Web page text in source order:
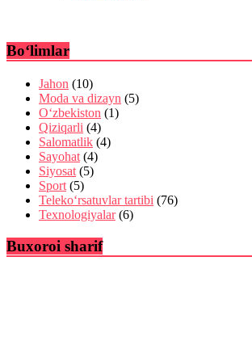
Bo‘limlar
Jahon (10)
Moda va dizayn (5)
O‘zbekiston (1)
Qiziqarli (4)
Salomatlik (4)
Sayohat (4)
Siyosat (5)
Sport (5)
Teleko‘rsatuvlar tartibi (76)
Texnologiyalar(6)
Buxoroi sharif